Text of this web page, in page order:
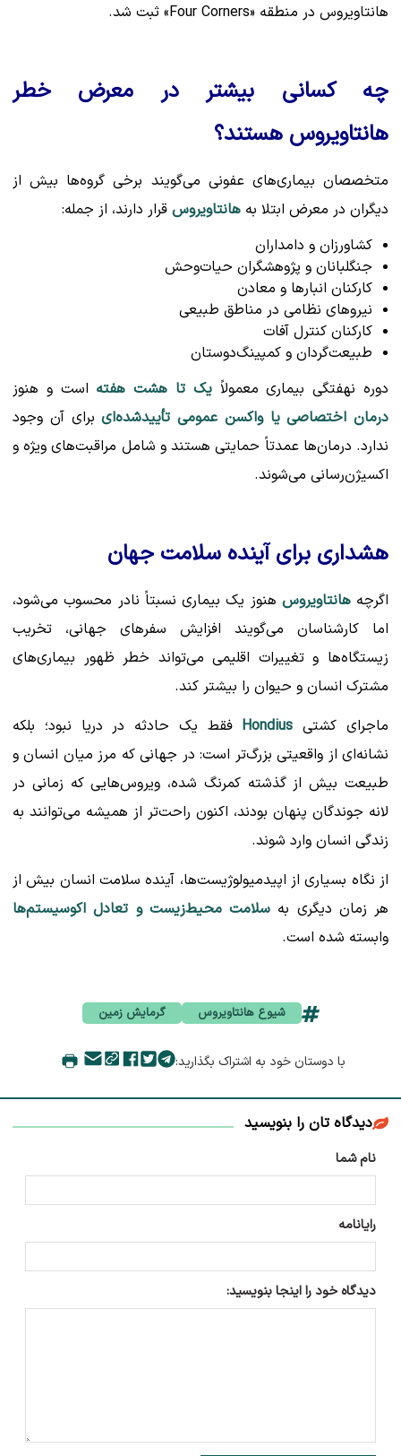
هانتاویروس در منطقه «Four Corners» ثبت شد.
چه کسانی بیشتر در معرض خطر
هانتاویروس هستند؟
متخصصان بیماری‌های عفونی می‌گویند برخی گروه‌ها بیش از
دیگران در معرض ابتلا به هانتاویروس قرار دارند، از جمله:
کشاورزان و دامداران
جنگلبانان و پژوهشگران حیات‌وحش
کارکنان انبارها و معادن
نیروهای نظامی در مناطق طبیعی
کارکنان کنترل آفات
طبیعت‌گردان و کمپینگ‌دوستان
دوره نهفتگی بیماری معمولاًیک تا هشت هفته است و هنوز
درمان اختصاصی یا واکسن عمومی تأییدشده‌ایبرای آن وجود
ندارد. درمان‌ها عمدتاً حمایتی هستند و شامل مراقبت‌های ویژه و
اکسیژن‌رسانی می‌شوند.
هشداری برای آینده سلامت جهان
اگرچههانتاویروس هنوز یک بیماری نسبتاً نادر محسوب می‌شود،
اما کارشناسان می‌گویند افزایش سفرهای جهانی، تخریب
زیستگاه‌ها و تغییرات اقلیمی می‌تواند خطر ظهور بیماری‌های
مشترک انسان و حیوان را بیشتر کند.
ماجرای کشتی Hondius فقط یک حادثه در دریا نبود؛ بلکه
نشانه‌ای از واقعیتی بزرگ‌تر است: در جهانی که مرز میان انسان و
طبیعت بیش از گذشته کمرنگ شده، ویروس‌هایی که زمانی در
لانه جوندگان پنهان بودند، اکنون راحت‌تر از همیشه می‌توانند به
زندگی انسان وارد شوند.
از نگاه بسیاری از اپیدمیولوژیست‌ها، آینده سلامت انسان بیش از
هر زمان دیگری به سلامت محیط‌زیست و تعادل اکوسیستم‌ها
وابسته شده است.
شیوع هانتاویروس گرمایش زمین
با دوستان خود به اشتراک بگذارید:
دیدگاه تان را بنویسید
نام شما
رایانامه
دیدگاه خود را اینجا بنویسید: